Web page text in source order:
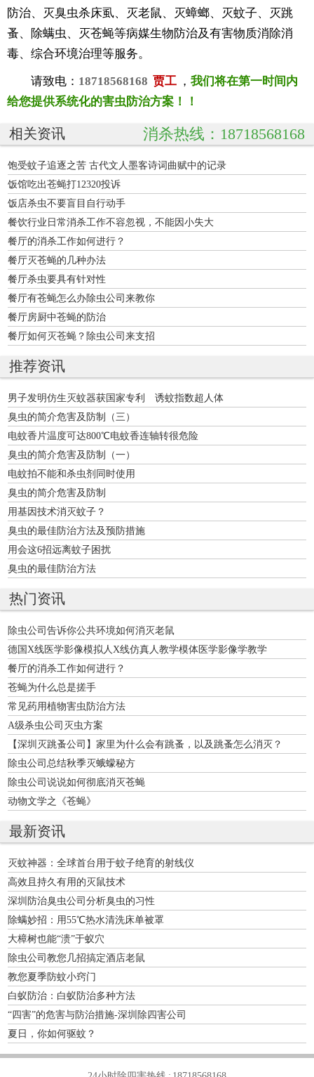
防治、灭臭虫杀床虱、灭老鼠、灭蟑螂、灭蚊子、灭跳
蚤、除螨虫、灭苍蝇等病媒生物防治及有害物质消除消
毒、综合环境治理等服务。
请致电： 18718568168 贾工 ， 我们将在第一时间内
给您提供系统化的害虫防治方案！！
相关资讯 消杀热线：18718568168
饱受蚊子追逐之苦 古代文人墨客诗词曲赋中的记录
饭馆吃出苍蝇打12320投诉
饭店杀虫不要盲目自行动手
餐饮行业日常消杀工作不容忽视，不能因小失大
餐厅的消杀工作如何进行？
餐厅灭苍蝇的几种办法
餐厅杀虫要具有针对性
餐厅有苍蝇怎么办除虫公司来教你
餐厅房厨中苍蝇的防治
餐厅如何灭苍蝇？除虫公司来支招
推荐资讯
男子发明仿生灭蚊器获国家专利 诱蚊指数超人体
臭虫的简介危害及防制（三）
电蚊香片温度可达800℃电蚊香连轴转很危险
臭虫的简介危害及防制（一）
电蚊拍不能和杀虫剂同时使用
臭虫的简介危害及防制
用基因技术消灭蚊子？
臭虫的最佳防治方法及预防措施
用会这6招远离蚊子困扰
臭虫的最佳防治方法
热门资讯
除虫公司告诉你公共环境如何消灭老鼠
德国X线医学影像模拟人X线仿真人教学模体医学影像学教学
餐厅的消杀工作如何进行？
苍蝇为什么总是搓手
常见药用植物害虫防治方法
A级杀虫公司灭虫方案
【深圳灭跳蚤公司】家里为什么会有跳蚤，以及跳蚤怎么消灭？
除虫公司总结秋季灭蛾蠓秘方
除虫公司说说如何彻底消灭苍蝇
动物文学之《苍蝇》
最新资讯
灭蚊神器：全球首台用于蚊子绝育的射线仪
高效且持久有用的灭鼠技术
深圳防治臭虫公司分析臭虫的习性
除螨妙招：用55℃热水清洗床单被罩
大樟树也能“溃”于蚁穴
除虫公司教您几招搞定酒店老鼠
教您夏季防蚊小窍门
白蚁防治：白蚁防治多种方法
“四害”的危害与防治措施-深圳除四害公司
夏日，你如何驱蚊？